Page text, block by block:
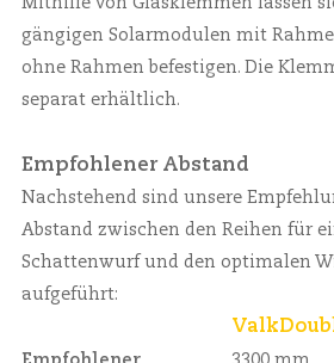
Mithilfe von Glasklemmen lassen
gängigen Solarmodulen mit
ohne Rahmen befestigen. Die
separat erhältlich.
Empfohlener Abstand
Nachstehend sind unsere
Abstand zwischen den Reihen für
Schattenwurf und den optimalen
aufgeführt: